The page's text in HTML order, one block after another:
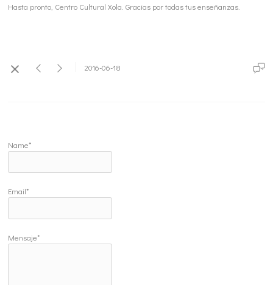
Hasta pronto, Centro Cultural Xola. Gracias por todas tus enseñanzas.
2016-06-18
Name*
Email*
Mensaje*